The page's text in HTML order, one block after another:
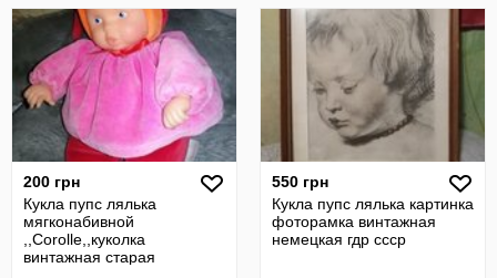
200 грн
Кукла пупс лялька
мягконабивной
,,Corolle,,куколка
винтажная старая
550 грн
Кукла пупс лялька картинка
фоторамка винтажная
немецкая гдр ссср